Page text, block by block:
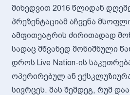
მიხედვით 2016 წლიდან
პრეზენტაციამ აჩვენა
ამფითეატრის ძირითადად
სადაც მწვანედ მონიშნული
დროს Live Nation-ის
ოპერირებულ ან
სივრცეს. მას შემდეგ, რუმ